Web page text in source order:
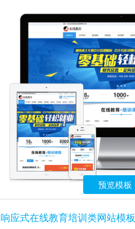
预览模板
响应式在线教育培训类网站模板